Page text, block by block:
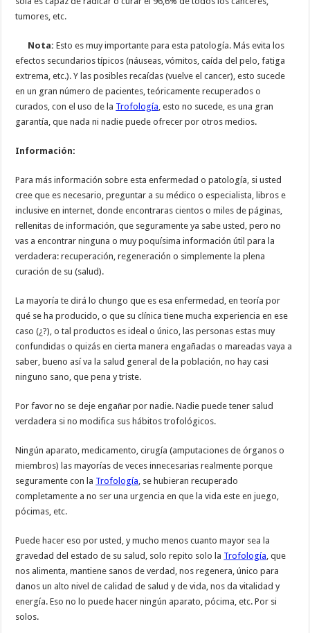
tumores, etc.
Nota:Esto es muy importante para esta patología. Más evita los
efectos secundarios típicos (náuseas, vómitos, caída del pelo, fatiga
extrema, etc.). Y las posibles recaídas (vuelve el cancer), esto sucede
en un gran número de pacientes, teóricamente recuperados o
curados, con el uso de la Trofología , esto no sucede, es una gran
garantía, que nada ni nadie puede ofrecer por otros medios.
Información:
Para más información sobre esta enfermedad o patología, si usted
cree que es necesario, preguntar a su médico o especialista, libros e
inclusive en internet, donde encontraras cientos o miles de páginas,
rellenitas de información, que seguramente ya sabe usted, pero no
vas a encontrar ninguna o muy poquísima información útil para la
verdadera: recuperación, regeneración o simplemente la plena
curación de su (salud).
La mayoría te dirá lo chungo que es esa enfermedad, en teoría por
qué se ha producido, o que su clínica tiene mucha experiencia en ese
caso (¿?), o tal productos es ideal o único, las personas estas muy
confundidas o quizás en cierta manera engañadas o mareadas vaya a
saber, bueno así va la salud general de la población, no hay casi
ninguno sano, que pena y triste.
Por favor no se deje engañar por nadie. Nadie puede tener salud
verdadera si no modifica sus hábitos trofológicos.
Ningún aparato, medicamento, cirugía (amputaciones de órganos o
miembros) las mayorías de veces innecesarias realmente porque
seguramente con la Trofología , se hubieran recuperado
completamente a no ser una urgencia en que la vida este en juego,
pócimas, etc.
Puede hacer eso por usted, y mucho menos cuanto mayor sea la
gravedad del estado de su salud, solo repito solo la Trofología , que
nos alimenta, mantiene sanos de verdad, nos regenera, único para
danos un alto nivel de calidad de salud y de vida, nos da vitalidad y
energía. Eso no lo puede hacer ningún aparato, pócima, etc. Por si
solos.